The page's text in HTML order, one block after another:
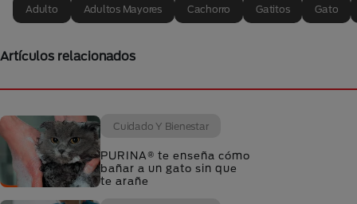
Adulto Adultos Mayores Cachorro Gatitos Gato
Artículos relacionados
Cuidado Y Bienestar
PURINA® te enseña cómo
bañar a un gato sin que
te arañe